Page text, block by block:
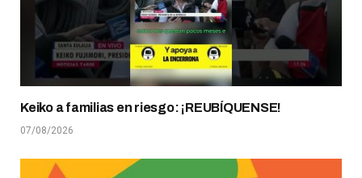
Keiko a familias en riesgo: ¡REUBÍQUENSE!
07/08/2026